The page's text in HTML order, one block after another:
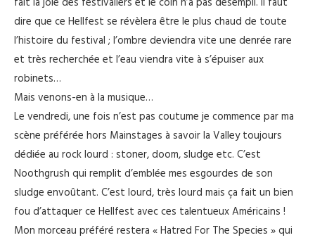
dire que ce Hellfest se révèlera être le plus chaud de toute
l’histoire du festival ; l’ombre deviendra vite une denrée rare
et très recherchée et l’eau viendra vite à s’épuiser aux
robinets…
Mais venons-en à la musique…
Le vendredi, une fois n’est pas coutume je commence par ma
scène préférée hors Mainstages à savoir la Valley toujours
dédiée au rock lourd : stoner, doom, sludge etc. C’est
Noothgrush qui remplit d’emblée mes esgourdes de son
sludge envoûtant. C’est lourd, très lourd mais ça fait un bien
fou d’attaquer ce Hellfest avec ces talentueux Américains !
Mon morceau préféré restera « Hatred For The Species » qui